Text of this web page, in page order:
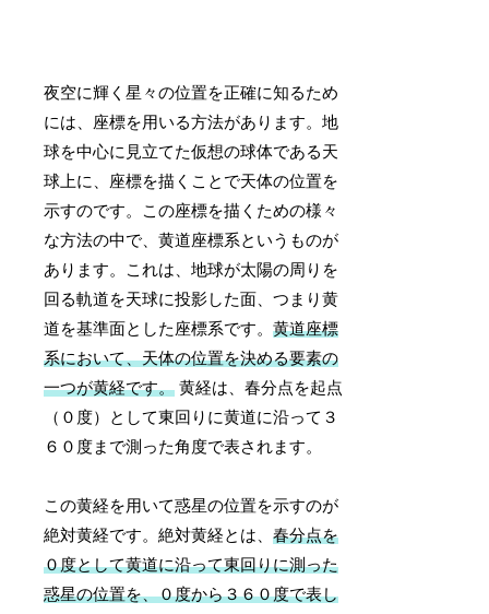
夜空に輝く星々の位置を正確に知るため
には、座標を用いる方法があります。地
球を中心に見立てた仮想の球体である天
球上に、座標を描くことで天体の位置を
示すのです。この座標を描くための様々
な方法の中で、黄道座標系というものが
あります。これは、地球が太陽の周りを
回る軌道を天球に投影した面、つまり黄
道を基準面とした座標系です。黄道座標
系において、天体の位置を決める要素の
一つが黄経です。 黄経は、春分点を起点
（０度）として東回りに黄道に沿って３
６０度まで測った角度で表されます。
この黄経を用いて惑星の位置を示すのが
絶対黄経です。絶対黄経とは、春分点を
０度として黄道に沿って東回りに測った
惑星の位置を、０度から３６０度で表し